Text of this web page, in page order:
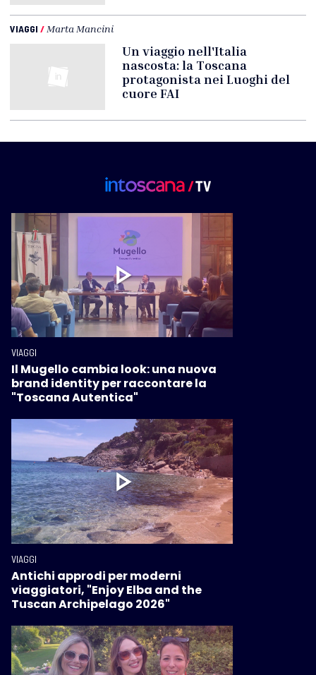
VIAGGI / Marta Mancini
Un viaggio nell'Italia
nascosta: la Toscana
protagonista nei Luoghi del
cuore FAI
VIAGGI
Il Mugello cambia look: una nuova
brand identity per raccontare la
"Toscana Autentica"
VIAGGI
Antichi approdi per moderni
viaggiatori, "Enjoy Elba and the
Tuscan Archipelago 2026"